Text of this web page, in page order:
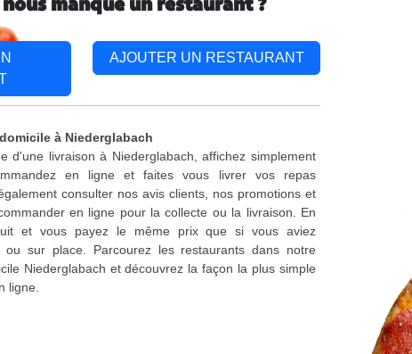
manque un restaurant ?
AJOUTER UN RESTAURANT
à Niederglabach
d'une livraison à Niederglabach, affichez simplement
en ligne et faites vous livrer vos repas
consulter nos avis clients, nos promotions et
en ligne pour la collecte ou la livraison. En
et vous payez le même prix que si vous aviez
ou sur place. Parcourez les restaurants dans notre
Niederglabach et découvrez la façon la plus simple
ligne.